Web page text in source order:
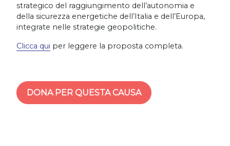
strategico del raggiungimento dell’autonomia e
della sicurezza energetiche dell’Italia e dell’Europa,
integrate nelle strategie geopolitiche.
Clicca qui per leggere la proposta completa.
DONA PER QUESTA CAUSA